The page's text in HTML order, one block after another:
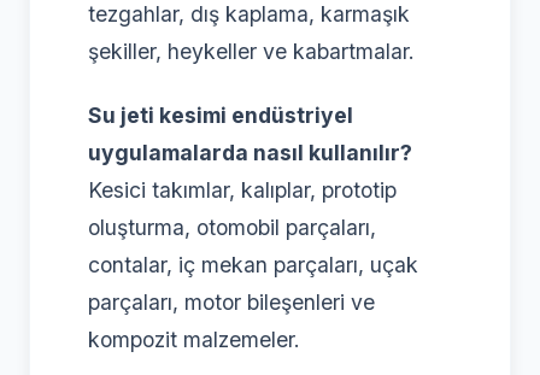
tezgahlar, dış kaplama, karmaşık
şekiller, heykeller ve kabartmalar.
Su jeti kesimi endüstriyel
uygulamalarda nasıl kullanılır?
Kesici takımlar, kalıplar, prototip
oluşturma, otomobil parçaları,
contalar, iç mekan parçaları, uçak
parçaları, motor bileşenleri ve
kompozit malzemeler.